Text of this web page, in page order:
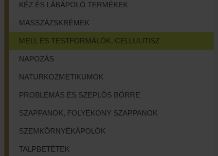
KÉZ ÉS LÁBÁPOLÓ TERMÉKEK
MASSZÁZSKRÉMEK
MELL ÉS TESTFORMÁLÓK, CELLULITISZ
NAPOZÁS
NATURKOZMETIKUMOK
PROBLÉMÁS ÉS SZEPLŐS BŐRRE
SZAPPANOK, FOLYÉKONY SZAPPANOK
SZEMKÖRNYÉKÁPOLÓK
TALPBETÉTEK